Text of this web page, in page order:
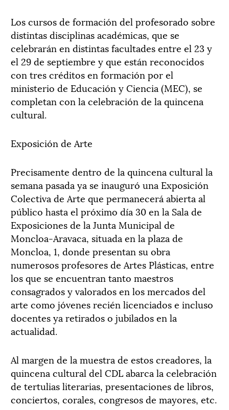
Los cursos de formación del profesorado sobre
distintas disciplinas académicas, que se
celebrarán en distintas facultades entre el 23 y
el 29 de septiembre y que están reconocidos
con tres créditos en formación por el
ministerio de Educación y Ciencia (MEC), se
completan con la celebración de la quincena
cultural.
Exposición de Arte
Precisamente dentro de la quincena cultural la
semana pasada ya se inauguró una Exposición
Colectiva de Arte que permanecerá abierta al
público hasta el próximo día 30 en la Sala de
Exposiciones de la Junta Municipal de
Moncloa-Aravaca, situada en la plaza de
Moncloa, 1, donde presentan su obra
numerosos profesores de Artes Plásticas, entre
los que se encuentran tanto maestros
consagrados y valorados en los mercados del
arte como jóvenes recién licenciados e incluso
docentes ya retirados o jubilados en la
actualidad.
Al margen de la muestra de estos creadores, la
quincena cultural del CDL abarca la celebración
de tertulias literarias, presentaciones de libros,
conciertos, corales, congresos de mayores, etc.